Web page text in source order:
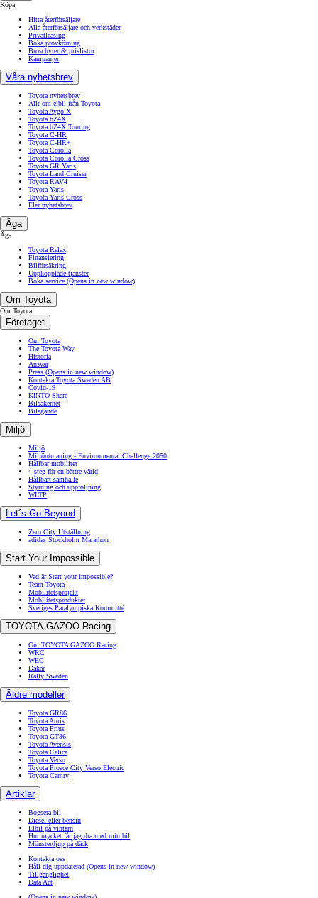
Köpa
Hitta återförsäljare
Alla återförsäljare och verkstäder
Privatleasing
Boka provkörning
Broschyrer & prislistor
Kampanjer
Våra nyhetsbrev
Toyota nyhetsbrev
Allt om elbil från Toyota
Toyota Aygo X
Toyota bZ4X
Toyota bZ4X Touring
Toyota C-HR
Toyota C-HR+
Toyota Corolla
Toyota Corolla Cross
Toyota GR Yaris
Toyota Land Cruiser
Toyota RAV4
Toyota Yaris
Toyota Yaris Cross
Fler nyhetsbrev
Äga
Äga
Toyota Relax
Finansiering
Bilförsäkring
Uppkopplade tjänster
Boka service (Opens in new window)
Om Toyota
Om Toyota
Företaget
Om Toyota
The Toyota Way
Historia
Ansvar
Press (Opens in new window)
Kontakta Toyota Sweden AB
Covid-19
KINTO Share
Bilsäkerhet
Bilägande
Miljö
Miljö
Miljöutmaning - Environmental Challenge 2050
Hållbar mobilitet
4 steg för en bättre värld
Hållbart samhälle
Styrning och uppföljning
WLTP
Let´s Go Beyond
Zero City Utställning
adidas Stockholm Marathon
Start Your Impossible
Vad är Start your impossible?
Team Toyota
Mobilitetsprojekt
Mobilitetsprodukter
Sveriges Paralympiska Kommitté
TOYOTA GAZOO Racing
Om TOYOTA GAZOO Racing
WRC
WEC
Dakar
Rally Sweden
Äldre modeller
Toyota GR86
Toyota Auris
Toyota Prius
Toyota GT86
Toyota Avensis
Toyota Celica
Toyota Verso
Toyota Proace City Verso Electric
Toyota Camry
Artiklar
Bogsera bil
Diesel eller bensin
Elbil på vintern
Hur mycket får jag dra med min bil
Mönsterdjup på däck
Kontakta oss
Håll dig uppdaterad (Opens in new window)
Tillgänglighet
Data Act